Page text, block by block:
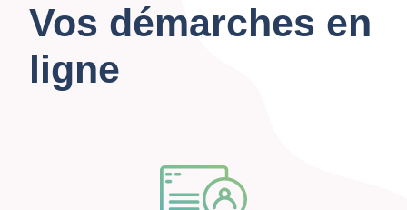
Vos démarches en
ligne